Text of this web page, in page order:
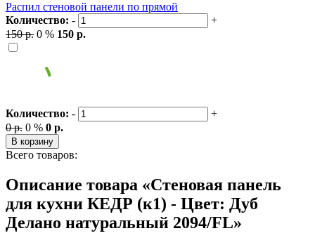
Распил стеновой панели по прямой
Количество: -
+
150 р. 0 % 150 р.
Количество: -
+
0 р. 0 % 0 р.
В корзину
Всего товаров:
Описание товара «Стеновая панель
для кухни КЕДР (к1) - Цвет: Дуб
Делано натуральный 2094/FL»